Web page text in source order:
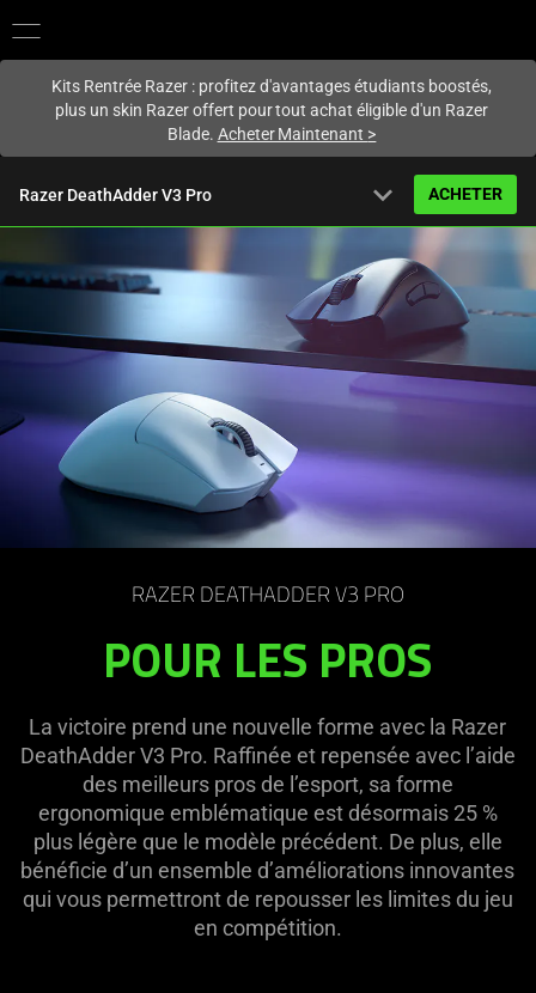
Kits Rentrée Razer : profitez d'avantages étudiants boostés,
plus un skin Razer offert pour tout achat éligible d'un Razer
Blade. Acheter Maintenant >
Razer DeathAdder V3 Pro expand_more ACHETER
Vue d’ensemble
FAQ
RAZER DEATHADDER V3 PRO
POUR LES PROS
La victoire prend une nouvelle forme avec la Razer
DeathAdder V3 Pro. Raffinée et repensée avec l’aide
des meilleurs pros de l’esport, sa forme
ergonomique emblématique est désormais 25 %
plus légère que le modèle précédent. De plus, elle
bénéficie d’un ensemble d’améliorations innovantes
qui vous permettront de repousser les limites du jeu
en compétition.